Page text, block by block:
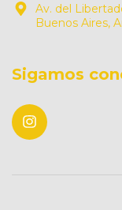
Av. del
Buenos Aires,
Sigamos